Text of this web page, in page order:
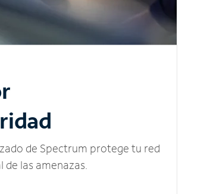
de Spectrum protege tu red
de las amenazas.